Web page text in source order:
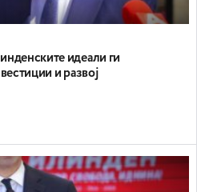
идеали ги
и развој